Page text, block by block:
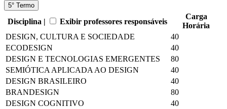
5° Termo
Disciplina | Exibir professores responsáveis
Carga
Horária
DESIGN, CULTURA E SOCIEDADE
40
ECODESIGN
40
DESIGN E TECNOLOGIAS EMERGENTES
80
SEMIÓTICA APLICADA AO DESIGN
40
DESIGN BRASILEIRO
40
BRANDESIGN
80
DESIGN COGNITIVO
40